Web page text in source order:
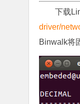
下载
driver/
Binwalk将